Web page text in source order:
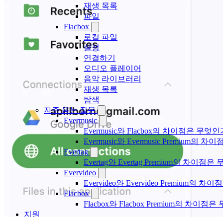
재생 목록
파일
Flacbox
로컬 파일
설정
연결하기
오디오 플레이어
음악 라이브러리
재생 목록
탐색
자주 묻는 질문
Evermusic
Evermusic와 Flacbox의 차이점은 무엇인
Evermusic와 Evermusic Premium의 차이
Evertag
Evertag와 Evertag Premium의 차이점은
Evervideo
Evervideo와 Evervideo Premium의 차이
Flacbox
Flacbox와 Flacbox Premium의 차이점은
지원